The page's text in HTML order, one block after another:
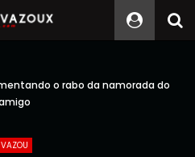
o rabo da namorada do
VAZOU